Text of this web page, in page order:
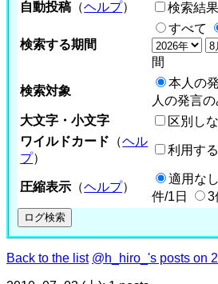
自動投稿 （ヘルプ） 検索結
検索する期間
すべて
間
検索対象
本人の
人の発言の
大文字・小文字
区別し
ワイルドカード （ヘル
プ）
利用する
圧縮表示 （ヘルプ）
適用な
件/1日
3
Back to the list @h_hiro_'s posts on